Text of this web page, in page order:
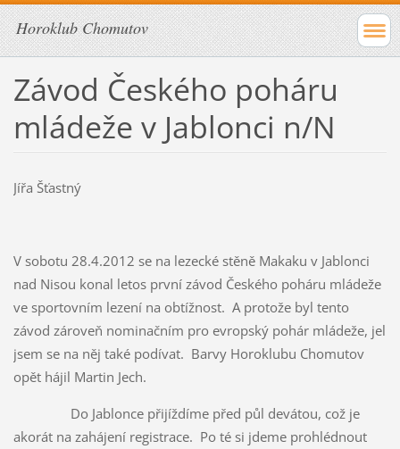
Horoklub Chomutov
Závod Českého poháru
mládeže v Jablonci n/N
Jířa Šťastný
V sobotu 28.4.2012 se na lezecké stěně Makaku v Jablonci
nad Nisou konal letos první závod Českého poháru mládeže
ve sportovním lezení na obtížnost. A protože byl tento
závod zároveň nominačním pro evropský pohár mládeže, jel
jsem se na něj také podívat. Barvy Horoklubu Chomutov
opět hájil Martin Jech.
Do Jablonce přijíždíme před půl devátou, což je
akorát na zahájení registrace. Po té si jdeme prohlédnout